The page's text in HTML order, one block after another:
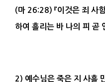
( 마 26:28) 『이것은 죄 사
하여 흘리는 바 나의 피 곧
2) 예수님은 죽은 지 사흘